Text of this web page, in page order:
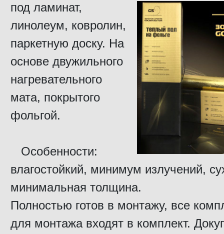
под ламинат,
линолеум, ковролин,
паркетную доску. На
основе двужильного
нагревательного
мата, покрытого
фольгой.
Особенности:
влагостойкий, минимум излучений,
минимальная толщина.
Полностью готов в монтажу, все
для монтажа входят в комплект.